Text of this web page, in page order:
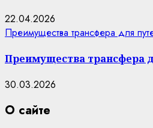
22.04.2026
Преимущества трансфера для
Преимущества трансфера
30.03.2026
О сайте